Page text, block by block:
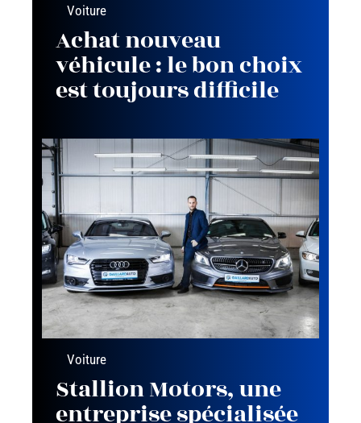
Voiture
Achat nouveau
véhicule : le bon choix
est toujours difficile
Voiture
Stallion Motors, une
entreprise spécialisée